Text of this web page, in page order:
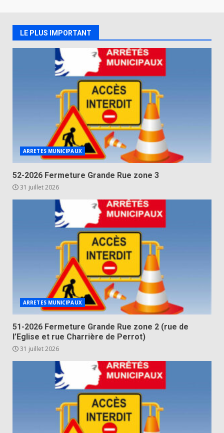
LE PLUS IMPORTANT
ARRETES MUNICIPAUX
52-2026 Fermeture Grande Rue zone 3
31 juillet 2026
ARRETES MUNICIPAUX
51-2026 Fermeture Grande Rue zone 2 (rue de
l’Eglise et rue Charrière de Perrot)
31 juillet 2026